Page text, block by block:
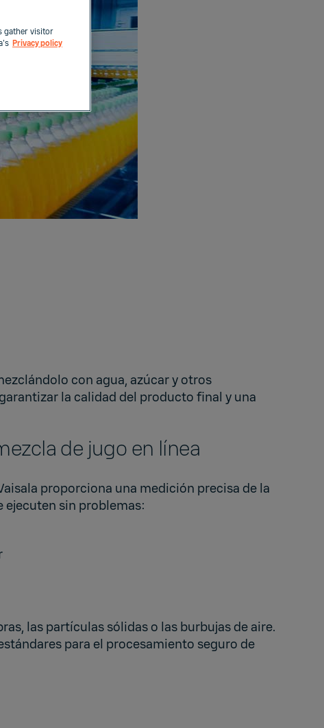
con agua, azúcar y otros
la calidad del producto final y una
de jugo en línea
proporciona una medición precisa de la
ejecuten sin problemas:
las partículas sólidas o las burbujas de aire.
para el procesamiento seguro de
gather visitor
Privacy policy